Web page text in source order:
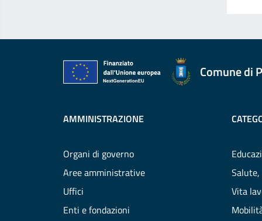
Comune di
AMMINISTRAZIONE
Organi di governo
Aree amministrative
Uffici
Enti e fondazioni
Salute,
Vita